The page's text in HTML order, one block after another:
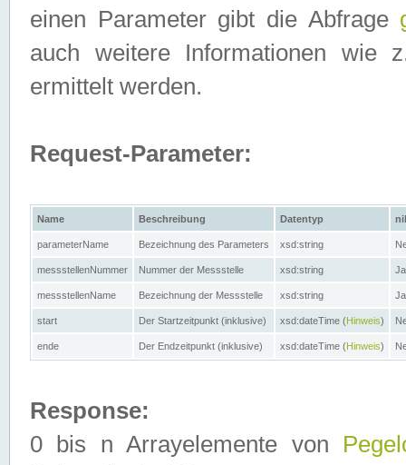
einen Parameter gibt die Abfrage
auch weitere Informationen wie
ermittelt werden.
Request-Parameter:
Name Beschreibung Datentyp nil
parameterName Bezeichnung des Parameters xsd:string
messstellenNummer Nummer der Messstelle xsd:string Ja
messstellenName Bezeichnung der Messstelle xsd:string Ja
start Der Startzeitpunkt (inklusive) xsd:dateTime (Hinweis)
ende Der Endzeitpunkt (inklusive) xsd:dateTime (Hinweis)
Response:
0 bis n Arrayelemente von